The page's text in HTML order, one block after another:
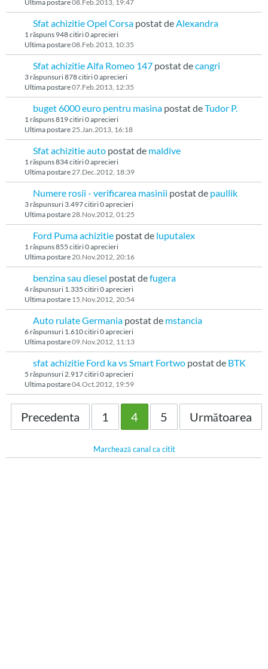
Ultima postare08.Feb.2013, 19:47
Sfat achizitie Opel Corsa postat deAlexandra
1 răspuns 948 citiri0 aprecieri
Ultima postare08.Feb.2013, 10:35
Sfat achizitie Alfa Romeo 147 postat decangri
3 răspunsuri878 citiri0 aprecieri
Ultima postare07.Feb.2013, 12:35
buget 6000 euro pentru masina postat deTudor P.
1 răspuns819 citiri0 aprecieri
Ultima postare 25.Jan.2013, 16:18
Sfat achizitie auto postat de maldive
1 răspuns834 citiri0 aprecieri
Ultima postare 27.Dec.2012, 18:39
Numere rosii - verificarea masinii postat de paullik
3 răspunsuri 3.497 citiri0 aprecieri
Ultima postare 28.Nov.2012, 01:25
Ford Puma achizitie postat de luputalex
1 răspuns855 citiri0 aprecieri
Ultima postare 20.Nov.2012, 20:16
benzina sau diesel postat defugera
4 răspunsuri 1.335 citiri0 aprecieri
Ultima postare 15.Nov.2012, 20:54
Auto rulate Germania postat de mstancia
6 răspunsuri 1.610 citiri0 aprecieri
Ultima postare09.Nov.2012, 11:13
sfat achizitie Ford ka vs Smart Fortwo postat de BTK
5 răspunsuri 2.917 citiri0 aprecieri
Ultima postare04.Oct.2012, 19:59
Precedenta 1 4 5 Următoarea
Marchează canal ca citit